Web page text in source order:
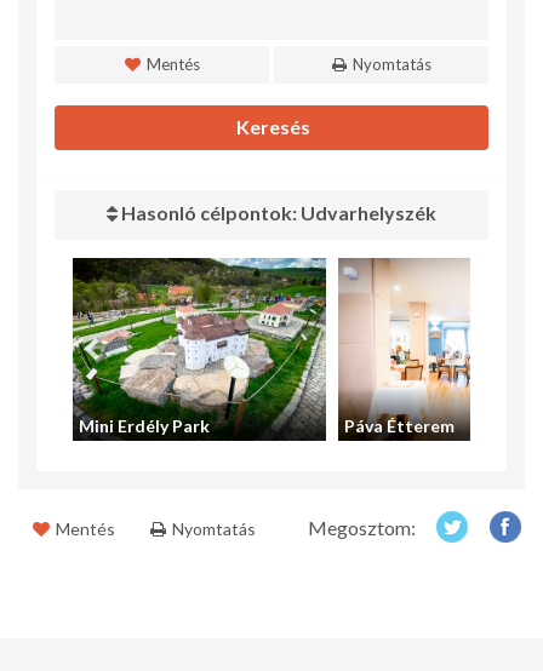
Mentés Nyomtatás
Keresés
Hasonló célpontok: Udvarhelyszék
Mini Erdély Park Páva Étterem
Mentés Nyomtatás Megosztom: